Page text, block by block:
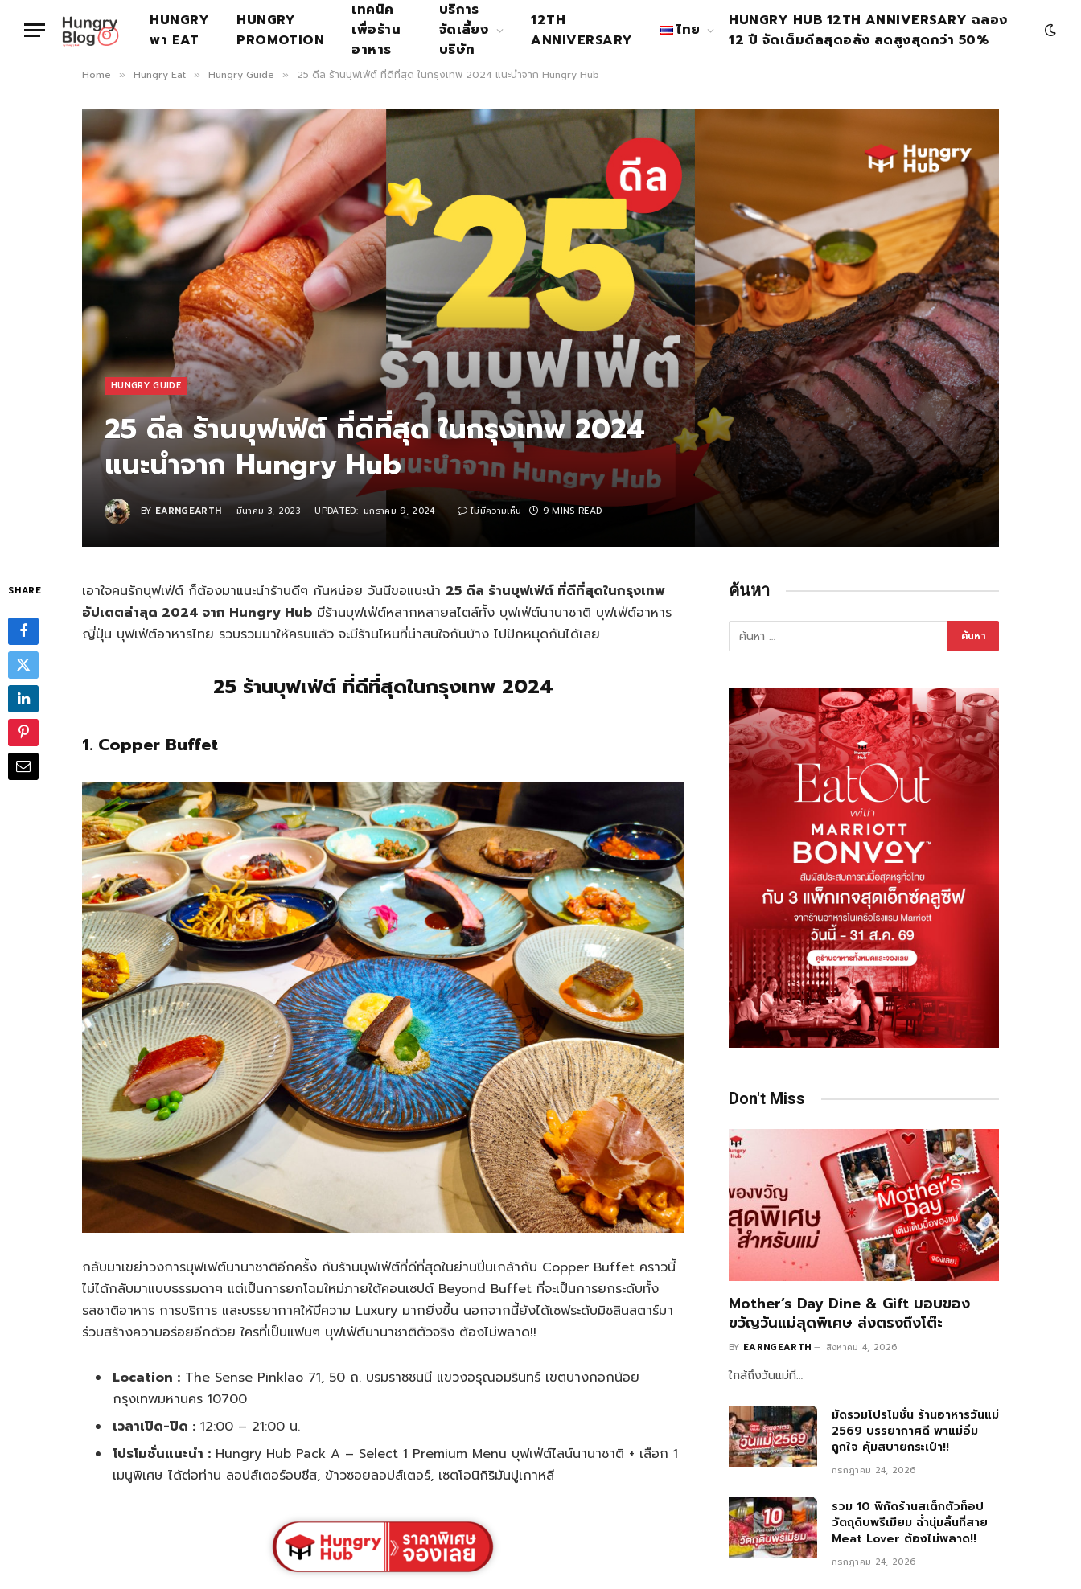
HUNGRY
พา EAT
HUNGRY
PROMOTION
เทคนิค
เพื่อร้าน
อาหาร
บริการ
จัดเลี้ยง
บริษัท
12TH
ANNIVERSARY
ไทย
HUNGRY HUB 12TH ANNIVERSARY ฉลอง
12 ปี จัดเต็มดีลสุดอลัง ลดสูงสุดกว่า 50%
Home » Hungry Eat » Hungry Guide » 25 ดีล ร้านบุฟเฟ่ต์ ที่ดีที่สุด ในกรุงเทพ 2024 แนะนำจาก Hungry Hub
HUNGRY GUIDE
25 ดีล ร้านบุฟเฟ่ต์ ที่ดีที่สุด ในกรุงเทพ 2024
แนะนำจาก Hungry Hub
BY EARNGEARTH มีนาคม 3, 2023 UPDATED: มกราคม 9, 2024 ไม่มีความเห็น 9 MINS READ
SHARE เอาใจคนรักบุฟเฟ่ต์ ก็ต้องมาแนะนำร้านดีๆ กันหน่อย วันนีขอแนะนำ 25 ดีล ร้านบุฟเฟ่ต์ ที่ดีที่สุดในกรุงเทพ
อัปเดตล่าสุด 2024 จาก Hungry Hub มีร้านบุฟเฟ่ต์หลากหลายสไตล์ทั้ง บุฟเฟ่ต์นานาชาติ บุฟเฟ่ต์อาหาร
ญี่ปุ่น บุฟเฟ่ต์อาหารไทย รวบรวมมาให้ครบแล้ว จะมีร้านไหนที่น่าสนใจกันบ้าง ไปปักหมุดกันได้เลย
25 ร้านบุฟเฟ่ต์ ที่ดีที่สุดในกรุงเทพ 2024
1. Copper Buffet
กลับมาเขย่าวงการบุฟเฟต์นานาชาติอีกครั้ง กับร้านบุฟเฟ่ต์ที่ดีที่สุดในย่านปิ่นเกล้ากับ Copper Buffet คราวนี้
ไม่ได้กลับมาแบบธรรมดาๆ แต่เป็นการยกโฉมใหม่ภายใต้คอนเซปต์ Beyond Buffet ที่จะเป็นการยกระดับทั้ง
รสชาติอาหาร การบริการ และบรรยากาศให้มีความ Luxury มากยิ่งขึ้น นอกจากนี้ยังได้เชฟระดับมิชลินสตาร์มา
ร่วมสร้างความอร่อยอีกด้วย ใครที่เป็นแฟนๆ บุฟเฟ่ต์นานาชาติตัวจริง ต้องไม่พลาด!!
Location : The Sense Pinklao 71, 50 ถ. บรมราชชนนี แขวงอรุณอมรินทร์ เขตบางกอกน้อย
กรุงเทพมหานคร 10700
เวลาเปิด-ปิด : 12:00 – 21:00 น.
โปรโมชั่นแนะนำ : Hungry Hub Pack A – Select 1 Premium Menu บุฟเฟ่ต์ไลน์นานาชาติ + เลือก 1
เมนูพิเศษ ได้ต่อท่าน ลอปส์เตอร์อบชีส, ข้าวซอยลอปส์เตอร์, เซตโอนิกิริมันปูเกาหลี
ค้นหา
Don't Miss
Mother’s Day Dine & Gift มอบของ
ขวัญวันแม่สุดพิเศษ ส่งตรงถึงโต๊ะ
BY EARNGEARTH สิงหาคม 4, 2026
ใกล้ถึงวันแม่ที…
มัดรวมโปรโมชั่น ร้านอาหารวันแม่
2569 บรรยากาศดี พาแม่อิ่ม
ถูกใจ คุ้มสบายกระเป๋า!!
กรกฎาคม 24, 2026
รวม 10 พิกัดร้านสเต็กตัวท็อป
วัตถุดิบพรีเมียม ฉ่ำนุ่มลิ้นที่สาย
Meat Lover ต้องไม่พลาด!!
กรกฎาคม 24, 2026